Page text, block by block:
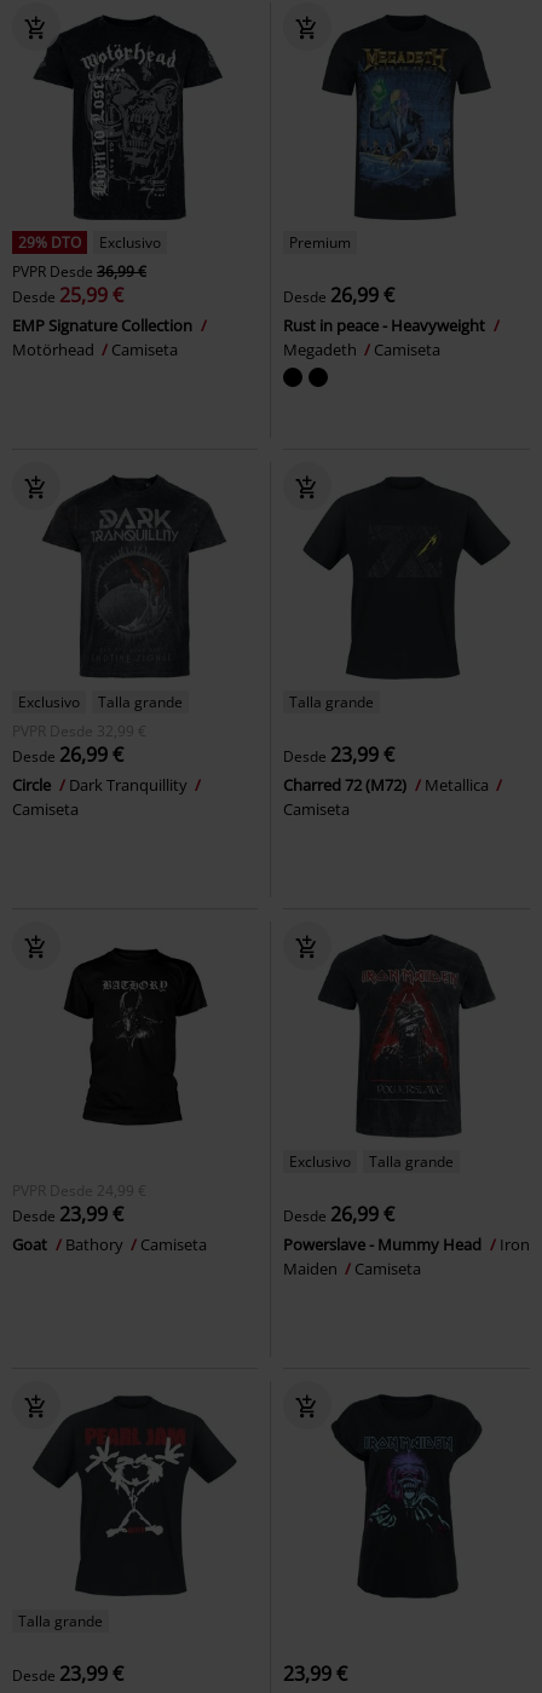
29% DTO
Exclusivo
PVPR Desde 36,99 €
Desde 25,99 €
EMP Signature Collection
Motörhead
Camiseta
Premium
Desde 26,99 €
Rust in peace - Heavyweight
Megadeth
Camiseta
Exclusivo
Talla grande
PVPR
Desde 32,99 €
Desde 26,99 €
Circle
Dark Tranquillity
Camiseta
Talla grande
Desde 23,99 €
Charred 72 (M72)
Metallica
Camiseta
PVPR Desde 24,99 €
Desde 23,99 €
Goat Bathory Camiseta
Exclusivo Talla grande
Desde 26,99 €
Powerslave - Mummy Head
Iron
Maiden
Camiseta
Talla grande
Desde 23,99 € 23,99 €